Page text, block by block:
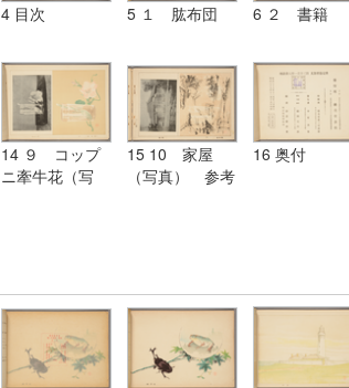
4 目次 5 １ 肱布団 6 ２ 書籍
14 ９ コップ
ニ牽牛花（写
15 10 家屋
（写真） 参考
16 奥付